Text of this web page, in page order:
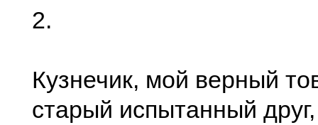
2.
Кузнечик, мой верный
старый испытанный